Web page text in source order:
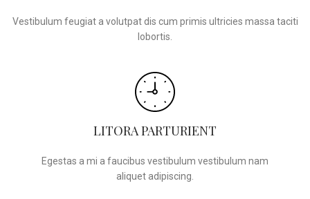
Vestibulum feugiat a volutpat dis cum primis ultricies massa taciti
lobortis.
LITORA PARTURIENT
Egestas a mi a faucibus vestibulum vestibulum nam
aliquet adipiscing.